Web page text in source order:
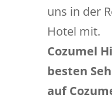
uns in der
Hotel mit.
Cozumel
besten
auf